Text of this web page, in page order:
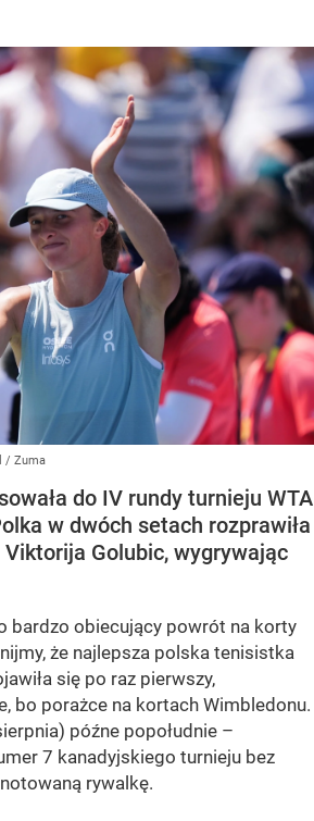
/ Zuma
do IV rundy turnieju WTA
w dwóch setach rozprawiła
Golubic, wygrywając
bardzo obiecujący powrót na korty
że najlepsza polska tenisistka
się po raz pierwszy,
bo porażce na kortach Wimbledonu.
późne popołudnie –
7 kanadyjskiego turnieju bez
rywalkę.